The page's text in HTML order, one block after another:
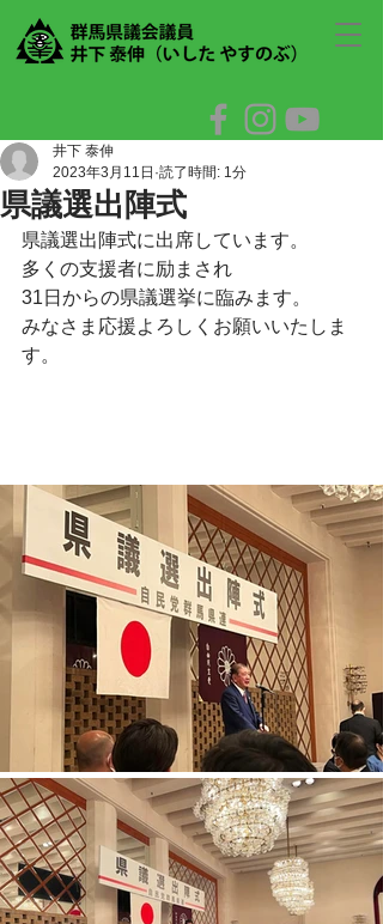
県議選出陣式
井下 泰伸
2023年3月11日 読了時間: 1分
県議選出陣式に出席しています。
多くの支援者に励まされ
31日からの県議選挙に臨みます。
みなさま応援よろしくお願いいたしま
す。